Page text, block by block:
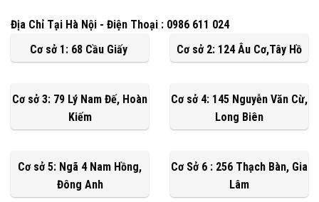
Địa Chỉ Tại Hà Nội - Điện Thoại : 0986 611 024
Cơ sở 1: 68 Cầu Giấy
Cơ sở 2: 124 Âu Cơ,Tây Hồ
Cơ sở 3: 79 Lý Nam Đế, Hoàn
Kiếm
Cơ sở 4: 145 Nguyễn Văn Cừ,
Long Biên
Cơ sở 5: Ngã 4 Nam Hồng,
Đông Anh
Cơ Sở 6 : 256 Thạch Bàn, Gia
Lâm